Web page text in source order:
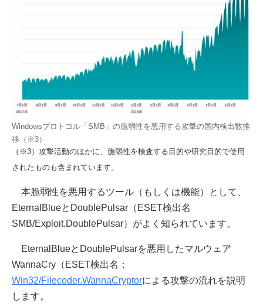
Windowsプロトコル「SMB」の脆弱性を悪用する攻撃の国内検出数推
移（※3）
（※3）攻撃活動のほかに、脆弱性を検査する目的や研究目的で使用
されたものも含まれています。
本脆弱性を悪用するツール（もしくは機能）として、
EternalBlueとDoublePulsar（ESET検出名
SMB/Exploit.DoublePulsar）がよく知られています。
EternalBlueとDoublePulsarを悪用したマルウェア
WannaCry（ESET検出名：
Win32/Filecoder.WannaCryptorによる攻撃の流れを説明
します。